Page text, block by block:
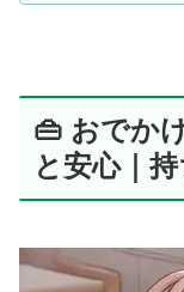
👜 おでか
と安心｜